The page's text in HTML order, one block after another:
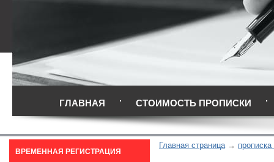
ГЛАВНАЯ СТОИМОСТЬ ПРОПИСКИ
Главная страница
ВРЕМЕННАЯ РЕГИСТРАЦИЯ